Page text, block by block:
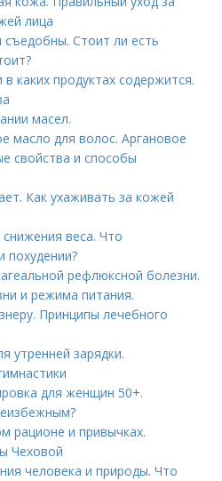
лица
съедобны. Стоит ли есть
каких продуктах содержится.
масел.
масло для волос. Аргановое
свойства и способы
Как ухаживать за кожей
веса. Что
похудении?
рефлюксной болезни.
и режима питания.
Принципы лечебного
утренней зарядки.
для женщин 50+.
рационе и привычках.
Чеховой
человека и природы. Что